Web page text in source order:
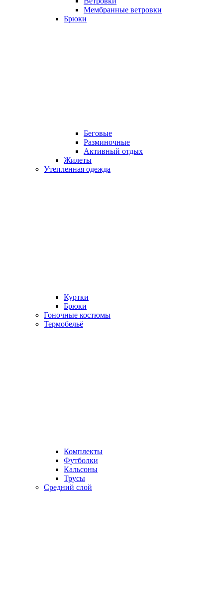
Мембранные ветровки
Брюки
Беговые
Разминочные
Активный отдых
Жилеты
Утепленная одежда
Куртки
Брюки
Гоночные костюмы
Термобельё
Комплекты
Футболки
Кальсоны
Трусы
Средний слой